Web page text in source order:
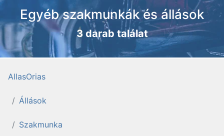
Egyéb szakmunkák és állások
3 darab találat
AllasOrias
Állások
Szakmunka